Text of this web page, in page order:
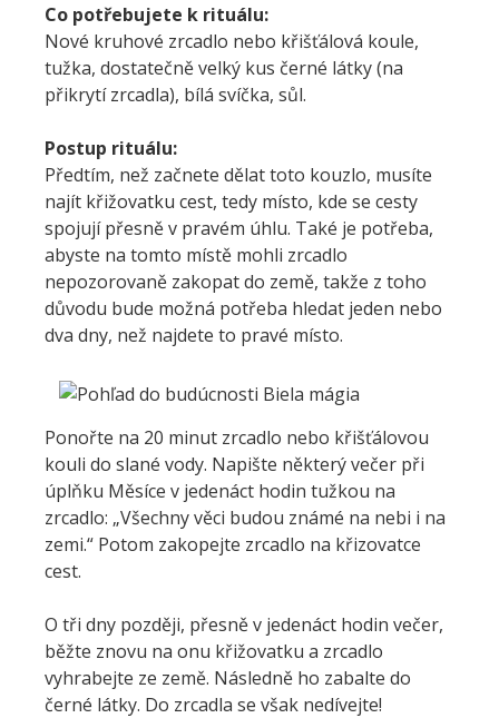
Co potřebujete k rituálu:
Nové kruhové zrcadlo nebo křišťálová koule,
tužka, dostatečně velký kus černé látky (na
přikrytí zrcadla), bílá svíčka, sůl.
Postup rituálu:
Předtím, než začnete dělat toto kouzlo, musíte
najít křižovatku cest, tedy místo, kde se cesty
spojují přesně v pravém úhlu. Také je potřeba,
abyste na tomto místě mohli zrcadlo
nepozorovaně zakopat do země, takže z toho
důvodu bude možná potřeba hledat jeden nebo
dva dny, než najdete to pravé místo.
Ponořte na 20 minut zrcadlo nebo křišťálovou
kouli do slané vody. Napište některý večer při
úplňku Měsíce v jedenáct hodin tužkou na
zrcadlo: „Všechny věci budou známé na nebi i na
zemi.“ Potom zakopejte zrcadlo na křizovatce
cest.
O tři dny později, přesně v jedenáct hodin večer,
běžte znovu na onu křižovatku a zrcadlo
vyhrabejte ze země. Následně ho zabalte do
černé látky. Do zrcadla se však nedívejte!